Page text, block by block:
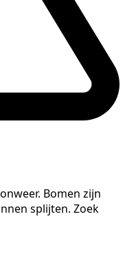
Bomen zijn
splijten. Zoek